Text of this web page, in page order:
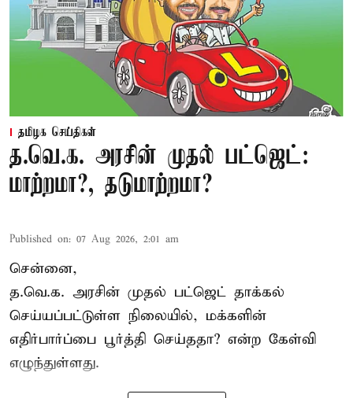
தமிழக செய்திகள்
த.வெ.க. அரசின் முதல் பட்ஜெட்:
மாற்றமா?, தடுமாற்றமா?
Published on: 07 Aug 2026, 2:01 am
சென்னை,
த.வெ.க. அரசின் முதல் பட்ஜெட் தாக்கல்
செய்யப்பட்டுள்ள நிலையில், மக்களின்
எதிர்பார்ப்பை பூர்த்தி செய்ததா? என்ற கேள்வி
எழுந்துள்ளது.